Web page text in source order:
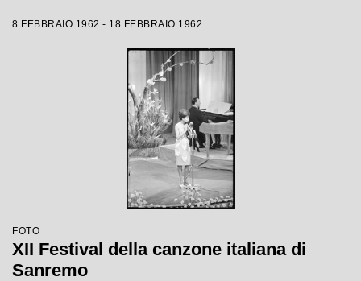
8 FEBBRAIO 1962 - 18 FEBBRAIO 1962
FOTO
XII Festival della canzone italiana di
Sanremo